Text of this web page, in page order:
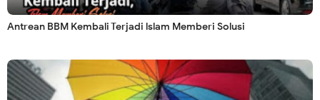
Antrean BBM Kembali Terjadi lslam Memberi Solusi